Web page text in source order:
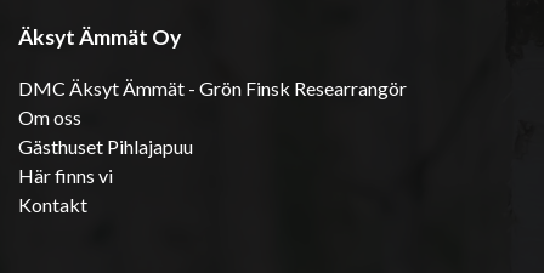
Äksyt Ämmät Oy
DMC Äksyt Ämmät - Grön Finsk Researrangör
Om oss
Gästhuset Pihlajapuu
Här finns vi
Kontakt